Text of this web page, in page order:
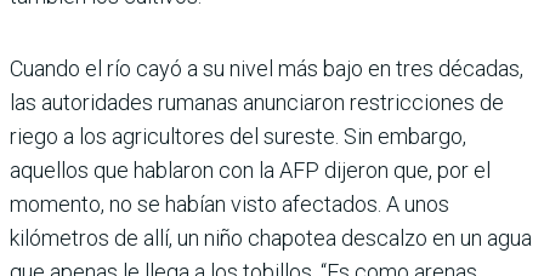
Cuando el río cayó a su nivel más bajo en tres décadas,
las autoridades rumanas anunciaron restricciones de
riego a los agricultores del sureste. Sin embargo,
aquellos que hablaron con la AFP dijeron que, por el
momento, no se habían visto afectados. A unos
kilómetros de allí, un niño chapotea descalzo en un agua